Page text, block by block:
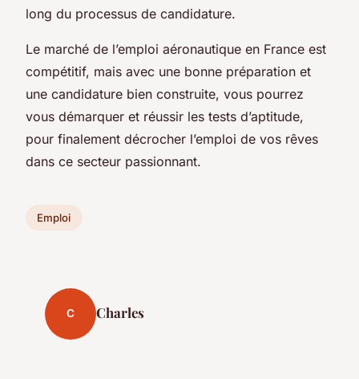
long du processus de candidature.
Le marché de l’emploi aéronautique en France est
compétitif, mais avec une bonne préparation et
une candidature bien construite, vous pourrez
vous démarquer et réussir les tests d’aptitude,
pour finalement décrocher l’emploi de vos rêves
dans ce secteur passionnant.
Emploi
C Charles